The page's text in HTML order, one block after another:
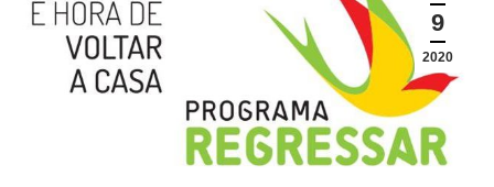
9
2020